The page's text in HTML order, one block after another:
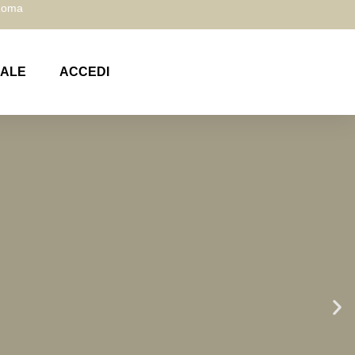
ACCEDI